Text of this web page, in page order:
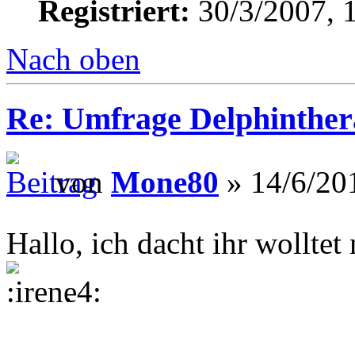
Registriert: 30/3/2007,
Nach oben
Re: Umfrage
von Mone80 » 14/6/
Hallo, ich dacht ihr wolltet
.